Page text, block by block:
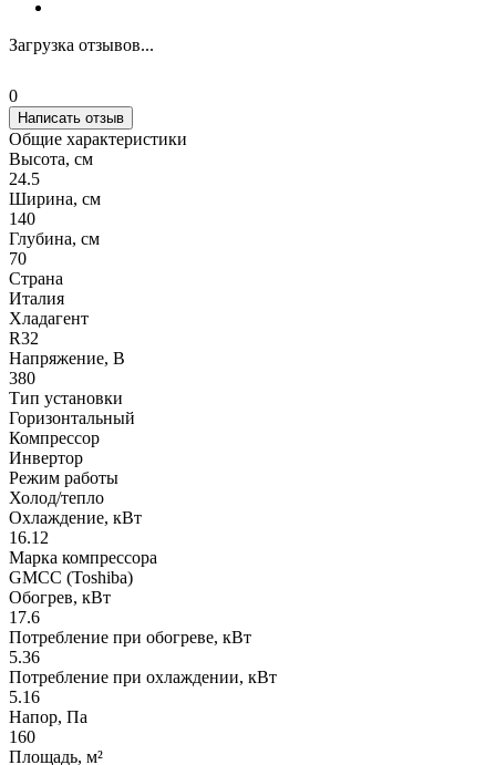
Загрузка отзывов...
0
Написать отзыв
Общие характеристики
Высота, см
24.5
Ширина, см
140
Глубина, см
70
Страна
Италия
Хладагент
R32
Напряжение, В
380
Тип установки
Горизонтальный
Компрессор
Инвертор
Режим работы
Холод/тепло
Охлаждение, кВт
16.12
Марка компрессора
GMCC (Toshiba)
Обогрев, кВт
17.6
Потребление при обогреве, кВт
5.36
Потребление при охлаждении, кВт
5.16
Напор, Па
160
Площадь, м²